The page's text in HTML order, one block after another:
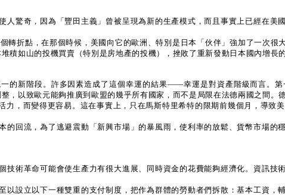
奇，因為「豐田主義」曾被呈現為新的生產模式，而且事實上已經在美
點，在那個時候，美國向它的歐洲、特別是日本「伙伴」強加了一次很
積如山的投機買賣（特別是房地產的投機），挫敗了重新發動日本國內增長的
新階段。許多因素造成了這個幸運的結果——幸運是對資產階級而言。第
，以致歐元能夠推廣到歐盟的幾乎所有國家，而不是局限在法德兩國之間。
而變得更容易。這在事實上，只在馬斯特里希特的限期前幾個月，導致
流，為了逃避震動「新興市場」的暴風雨，使利率的放鬆、貨幣市場的
革命可能會使生產力有很大進展、同時資金的花費能夠經濟化。資訊技
立以下一種雙重的支付制度，把作為群體的勞動者們拆散：基本工資，